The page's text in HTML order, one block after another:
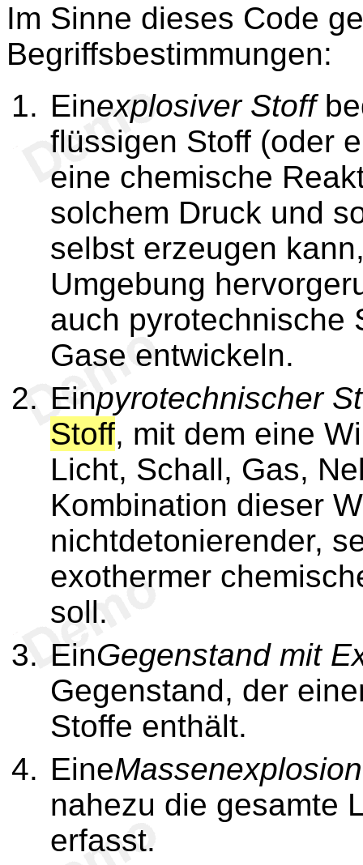
Im Sinne dieses Code
Begriffsbestimmungen:
Einexplosiver Stoff
flüssigen Stoff (oder
eine chemische
solchem Druck und
selbst erzeugen
Umgebung
auch pyrotechnische
Gase entwickeln.
Einpyrotechnischer
Stoff, mit dem eine
Licht, Schall, Gas,
Kombination dieser
nichtdetonierender,
exothermer
soll.
EinGegenstand mit
Gegenstand, der
Stoffe enthält.
EineMassenexplosion
nahezu die gesamte
erfasst.